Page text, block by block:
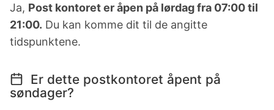
Ja, Post kontoret er åpen på lørdag fra 07:00 til
21:00. Du kan komme dit til de angitte
tidspunktene.
Er dette postkontoret åpent på
søndager?